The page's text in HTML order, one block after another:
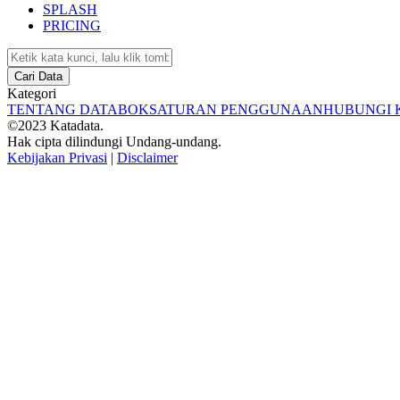
SPLASH
PRICING
Cari Data
Kategori
TENTANG DATABOKSATURAN PENGGUNAANHUBUNGI
©2023 Katadata.
Hak cipta dilindungi Undang-undang.
Kebijakan Privasi | Disclaimer